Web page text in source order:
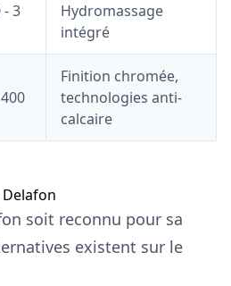
- 3
Hydromassage
intégré
Finition chromée,
technologies anti-
calcaire
soit reconnu pour sa
existent sur le